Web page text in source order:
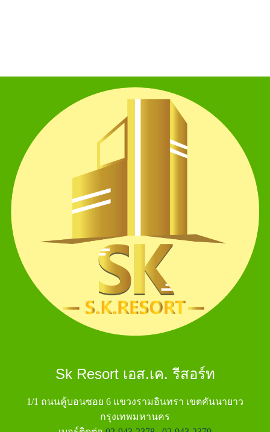
Sk Resort เอส.เค. รีสอร์ท
1/1 ถนนคู้บอนซอย 6 แขวงรามอินทรา เขตคันนายาว
กรุงเทพมหานคร